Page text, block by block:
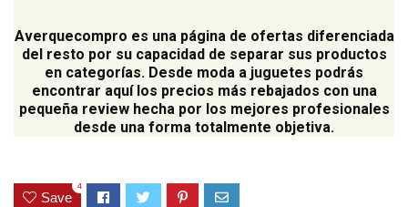
Averquecompro es una página de ofertas diferenciada
del resto por su capacidad de separar sus productos
en categorías. Desde moda a juguetes podrás
encontrar aquí los precios más rebajados con una
pequeña review hecha por los mejores profesionales
desde una forma totalmente objetiva.
Save
4